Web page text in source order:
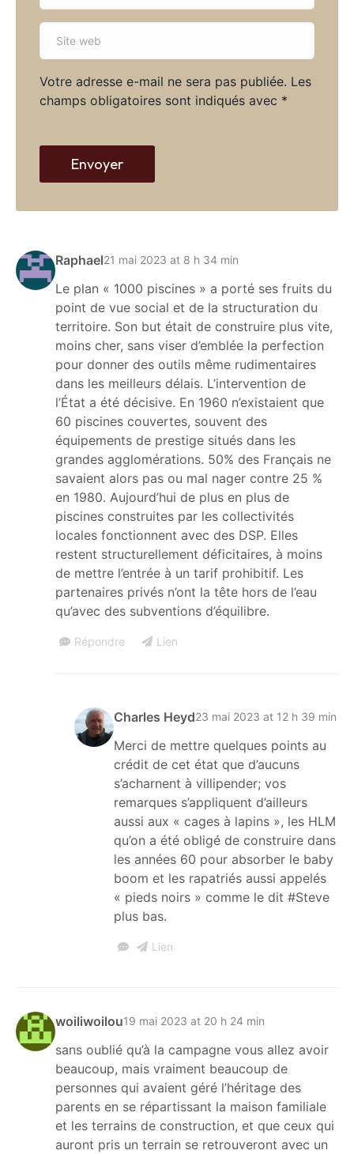
Raphael21 mai 2023 at 8 h 34 min
Le plan « 1000 piscines » a porté ses fruits du
point de vue social et de la structuration du
territoire. Son but était de construire plus vite,
moins cher, sans viser d’emblée la perfection
pour donner des outils même rudimentaires
dans les meilleurs délais. L’intervention de
l’État a été décisive. En 1960 n’existaient que
60 piscines couvertes, souvent des
équipements de prestige situés dans les
grandes agglomérations. 50% des Français ne
savaient alors pas ou mal nager contre 25 %
en 1980. Aujourd’hui de plus en plus de
piscines construites par les collectivités
locales fonctionnent avec des DSP. Elles
restent structurellement déficitaires, à moins
de mettre l’entrée à un tarif prohibitif. Les
partenaires privés n’ont la tête hors de l’eau
qu’avec des subventions d’équilibre.
Répondre Lien
Charles Heyd23 mai 2023 at 12 h 39 min
Merci de mettre quelques points au
crédit de cet état que d’aucuns
s’acharnent à villipender; vos
remarques s’appliquent d’ailleurs
aussi aux « cages à lapins », les HLM
qu’on a été obligé de construire dans
les années 60 pour absorber le baby
boom et les rapatriés aussi appelés
« pieds noirs » comme le dit #Steve
plus bas.
Lien
woiliwoilou19 mai 2023 at 20 h 24 min
sans oublié qu’à la campagne vous allez avoir
beaucoup, mais vraiment beaucoup de
personnes qui avaient géré l’héritage des
parents en se répartissant la maison familiale
et les terrains de construction, et que ceux qui
auront pris un terrain se retrouveront avec un
Votre adresse e-mail ne sera pas publiée. Les
champs obligatoires sont indiqués avec *
*
a
l
*
S
e
w
b
Envoyer